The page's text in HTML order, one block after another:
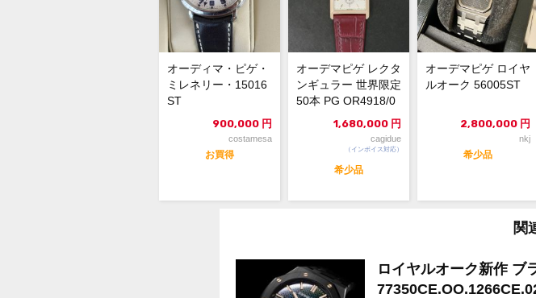
オーディマ・ピゲ・
ミレネリー・15016
ST
900,000 円
costamesa
お買得
オーデマピゲ レクタ
ンギュラー 世界限定
50本 PG OR4918/0
1,680,000 円
cagidue
（インボイス対応）
希少品
オーデマピゲ ロイヤ
ルオーク 56005ST
2,800,000 円
nkj
希少品
関
ロイヤルオーク新作 ブ